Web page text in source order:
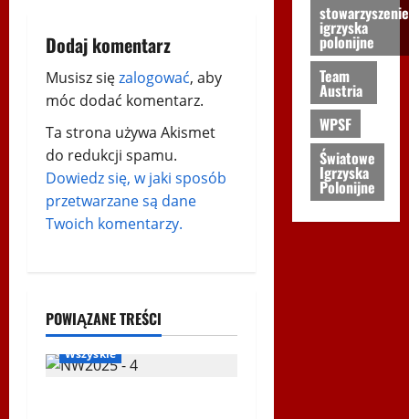
p
i
s
y
Dodaj komentarz
Musisz sięzalogować, aby
móc dodać komentarz.
Ta strona używa Akismet
do redukcji spamu.
Dowiedz się, w jaki sposób
przetwarzane są dane
Twoich komentarzy.
POWIĄZANE TREŚCI
Nordic Walking
Ogłoszenia
WPSF
Wszyskie
stowarzyszenie
igrzyska
polonijne
Team
Austria
WPSF
Światowe
Igrzyska
Polonijne